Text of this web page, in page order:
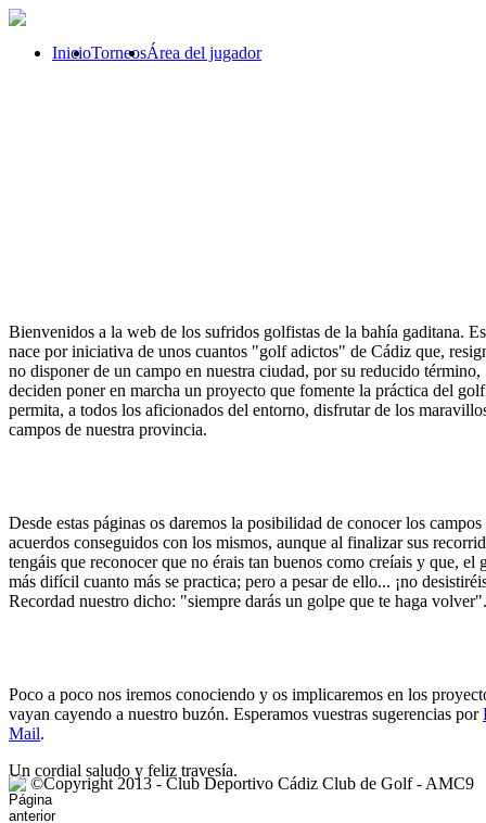
InicioTorneosÁrea del jugador
Bienvenidos a la web de los sufridos golfistas de la bahía gaditana.
nace por iniciativa de unos cuantos "golf adictos" de Cádiz que,
no disponer de un campo en nuestra ciudad, por su reducido término,
deciden poner en marcha un proyecto que fomente la práctica del
permita, a todos los aficionados del entorno, disfrutar de los
campos de nuestra provincia.
Desde estas páginas os daremos la posibilidad de conocer los
acuerdos conseguidos con los mismos, aunque al finalizar sus
tengáis que reconocer que no érais tan buenos como creíais y que, el
más difícil cuanto más se practica; pero a pesar de ello... ¡no
Recordad nuestro dicho: "siempre darás un golpe que te haga volver".
Poco a poco nos iremos conociendo y os implicaremos en los
vayan cayendo a nuestro buzón. Esperamos vuestras sugerencias por
Mail.
Un cordial saludo y feliz travesía.
©Copyright 2013 - Club Deportivo Cádiz Club de Golf - AMC9